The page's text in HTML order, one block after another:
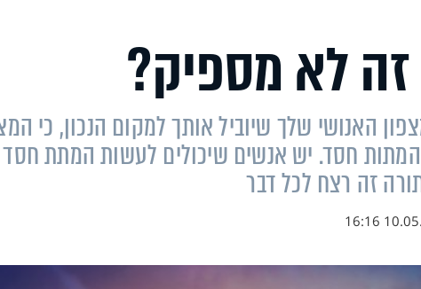
זה לא מספיק?
האנושי שלך שיוביל אותך למקום הנכון, כי
המתות חסד. יש אנשים שיכולים לעשות המתת חסד
זה רצח לכל דבר
10.05.19